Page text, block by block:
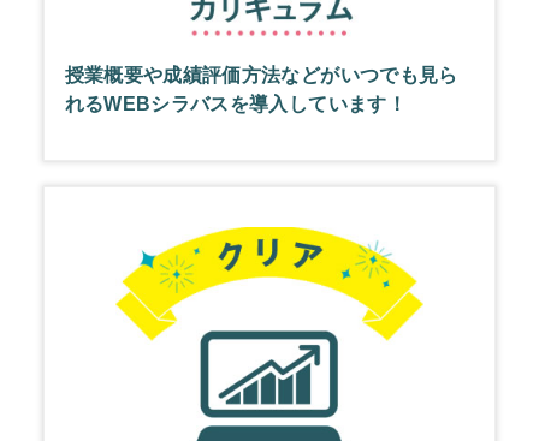
授業概要や成績評価方法などがいつでも見ら
れるWEBシラバスを導入しています！